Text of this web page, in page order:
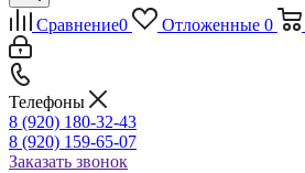
Сравнение0 Отложенные 0
Телефоны
8 (920) 180-32-43
8 (920) 159-65-07
Заказать звонок